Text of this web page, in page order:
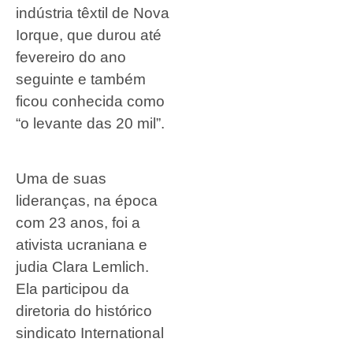
indústria têxtil de Nova
Iorque, que durou até
fevereiro do ano
seguinte e também
ficou conhecida como
“o levante das 20 mil”.
Uma de suas
lideranças, na época
com 23 anos, foi a
ativista ucraniana e
judia Clara Lemlich.
Ela participou da
diretoria do histórico
sindicato International